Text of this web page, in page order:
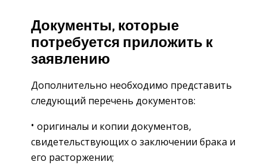
Документы, которые
потребуется приложить к
заявлению
Дополнительно необходимо представить
следующий перечень документов:
оригиналы и копии документов,
свидетельствующих о заключении брака и
его расторжении;